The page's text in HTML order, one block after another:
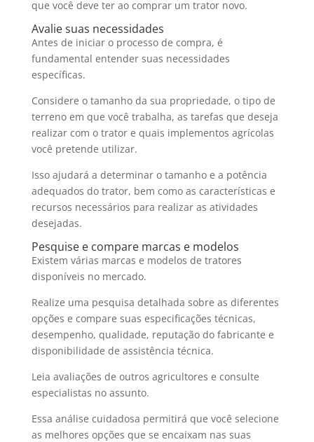
que você deve ter ao comprar um trator novo.
Avalie suas necessidades
Antes de iniciar o processo de compra, é
fundamental entender suas necessidades
específicas.
Considere o tamanho da sua propriedade, o tipo de
terreno em que você trabalha, as tarefas que deseja
realizar com o trator e quais implementos agrícolas
você pretende utilizar.
Isso ajudará a determinar o tamanho e a potência
adequados do trator, bem como as características e
recursos necessários para realizar as atividades
desejadas.
Pesquise e compare marcas e modelos
Existem várias marcas e modelos de tratores
disponíveis no mercado.
Realize uma pesquisa detalhada sobre as diferentes
opções e compare suas especificações técnicas,
desempenho, qualidade, reputação do fabricante e
disponibilidade de assistência técnica.
Leia avaliações de outros agricultores e consulte
especialistas no assunto.
Essa análise cuidadosa permitirá que você selecione
as melhores opções que se encaixam nas suas